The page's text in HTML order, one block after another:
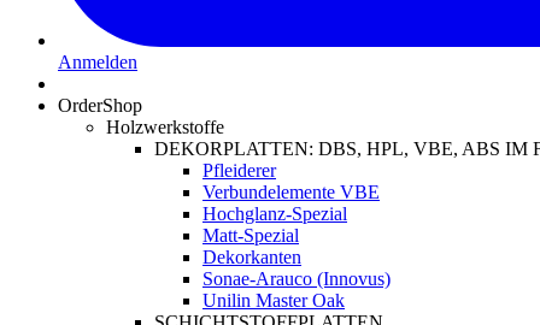
Anmelden
OrderShop
Holzwerkstoffe
DEKORPLATTEN: DBS, HPL, VBE, ABS IM
Pfleiderer
Verbundelemente VBE
Hochglanz-Spezial
Matt-Spezial
Dekorkanten
Sonae-Arauco (Innovus)
Unilin Master Oak